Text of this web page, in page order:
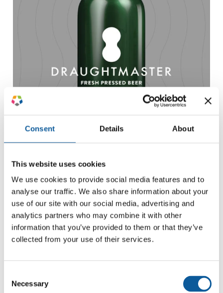
Consent Details About
This website uses cookies
We use cookies to provide social media features and to
analyse our traffic. We also share information about your
use of our site with our social media, advertising and
analytics partners who may combine it with other
information that you’ve provided to them or that they’ve
collected from your use of their services.
Selection
Necessary
Übersetzung von Websites
und erstklassiger Übersetzungsqualität.